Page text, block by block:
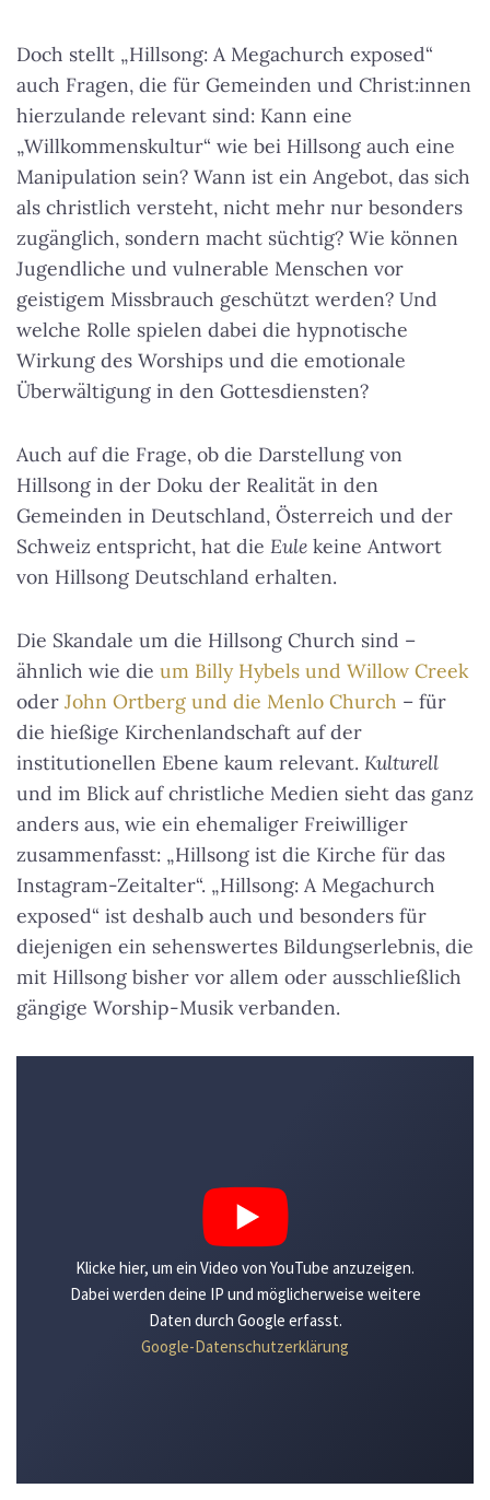
Doch stellt „Hillsong: A Megachurch exposed“
auch Fragen, die für Gemeinden und Christ:innen
hierzulande relevant sind: Kann eine
„Willkommenskultur“ wie bei Hillsong auch eine
Manipulation sein? Wann ist ein Angebot, das sich
als christlich versteht, nicht mehr nur besonders
zugänglich, sondern macht süchtig? Wie können
Jugendliche und vulnerable Menschen vor
geistigem Missbrauch geschützt werden? Und
welche Rolle spielen dabei die hypnotische
Wirkung des Worships und die emotionale
Überwältigung in den Gottesdiensten?
Auch auf die Frage, ob die Darstellung von
Hillsong in der Doku der Realität in den
Gemeinden in Deutschland, Österreich und der
Schweiz entspricht, hat die Eule keine Antwort
von Hillsong Deutschland erhalten.
Die Skandale um die Hillsong Church sind –
ähnlich wie die um Billy Hybels und Willow Creek
oder John Ortberg und die Menlo Church – für
die hießige Kirchenlandschaft auf der
institutionellen Ebene kaum relevant. Kulturell
und im Blick auf christliche Medien sieht das ganz
anders aus, wie ein ehemaliger Freiwilliger
zusammenfasst: „Hillsong ist die Kirche für das
Instagram-Zeitalter“. „Hillsong: A Megachurch
exposed“ ist deshalb auch und besonders für
diejenigen ein sehenswertes Bildungserlebnis, die
mit Hillsong bisher vor allem oder ausschließlich
gängige Worship-Musik verbanden.
Klicke hier, um ein Video von YouTube anzuzeigen.
Dabei werden deine IP und möglicherweise weitere
Daten durch Google erfasst.
Google-Datenschutzerklärung